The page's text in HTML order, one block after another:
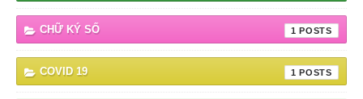
CHỮ KÝ SỐ 1
COVID 19 1